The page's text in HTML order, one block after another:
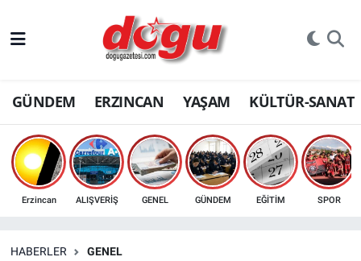
GÜNDEM ERZINCAN YAŞAM KÜLTÜR-SANAT
Erzincan ALIŞVERİŞ GENEL GÜNDEM EĞİTİM SPOR
HABERLER GENEL
ERZINCAN
GÜNDEM
ERZİNCAN FOTOĞRAFLARI
SAĞLIK